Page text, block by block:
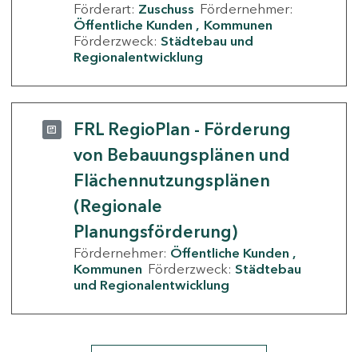
Förderart: Zuschuss Fördernehmer:
Öffentliche Kunden
Kommunen
Förderzweck: Städtebau und
Regionalentwicklung
FRL RegioPlan - Förderung
von Bebauungsplänen und
Flächennutzungsplänen
(Regionale
Planungsförderung)
Fördernehmer: Öffentliche Kunden
Kommunen Förderzweck: Städtebau
und Regionalentwicklung